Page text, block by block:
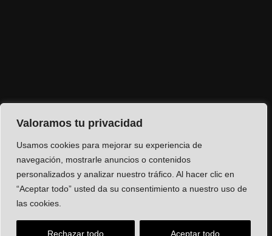
Valoramos tu privacidad
Usamos cookies para mejorar su experiencia de
navegación, mostrarle anuncios o contenidos
personalizados y analizar nuestro tráfico. Al hacer clic en
“Aceptar todo” usted da su consentimiento a nuestro uso de
las cookies.
Rechazar todo Aceptar todo